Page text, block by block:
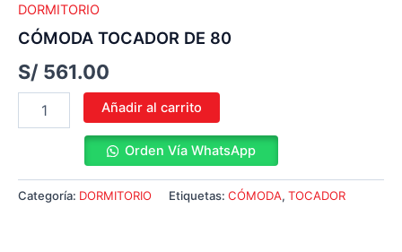
DORMITORIO
CÓMODA TOCADOR DE 80
S/ 561.00
Añadir al carrito
Orden Vía WhatsApp
Categoría: DORMITORIO Etiquetas: CÓMODA, TOCADOR